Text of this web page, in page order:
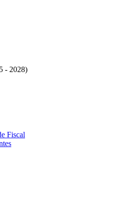
- 2028)
Fiscal